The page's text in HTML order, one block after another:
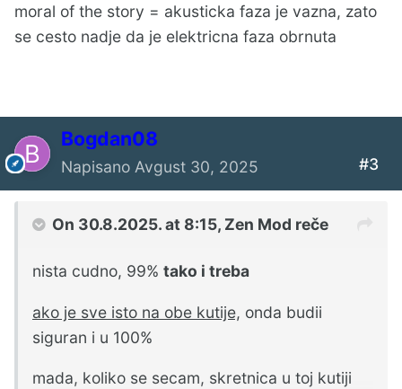
moral of the story = akusticka faza je vazna, zato
se cesto nadje da je elektricna faza obrnuta
Bogdan08
Napisano Avgust 30, 2025 #3
On 30.8.2025. at 8:15, Zen Mod reče
nista cudno, 99% tako i treba
ako je sve isto na obe kutije, onda budii
siguran i u 100%
mada, koliko se secam, skretnica u toj kutiji